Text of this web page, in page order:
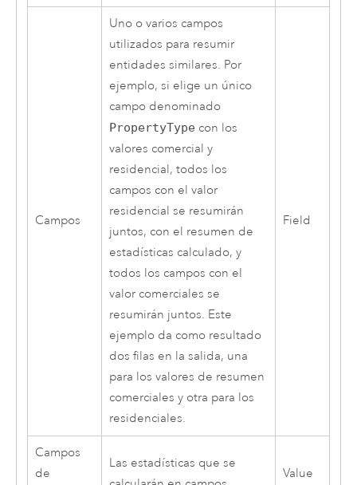
Campos
Uno o varios campos
utilizados para resumir
entidades similares. Por
ejemplo, si elige un único
campo denominado
PropertyType con los
valores comercial y
residencial, todos los
campos con el valor
residencial se resumirán
juntos, con el resumen de
estadísticas calculado, y
todos los campos con el
valor comerciales se
resumirán juntos. Este
ejemplo da como resultado
dos filas en la salida, una
para los valores de resumen
comerciales y otra para los
residenciales.
Field
Campos
de
Las estadísticas que se
Value